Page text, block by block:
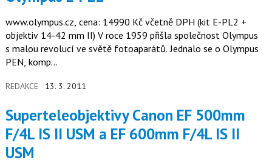
www.olympus.cz, cena: 14990 Kč včetně DPH (kit E-PL2 +
objektiv 14-42 mm II) V roce 1959 přišla společnost Olympus
s malou revolucí ve světě fotoaparátů. Jednalo se o Olympus
PEN, komp...
REDAKCE 13. 3. 2011
Superteleobjektivy Canon EF 500mm
F/4L IS II USM a EF 600mm F/4L IS II
USM